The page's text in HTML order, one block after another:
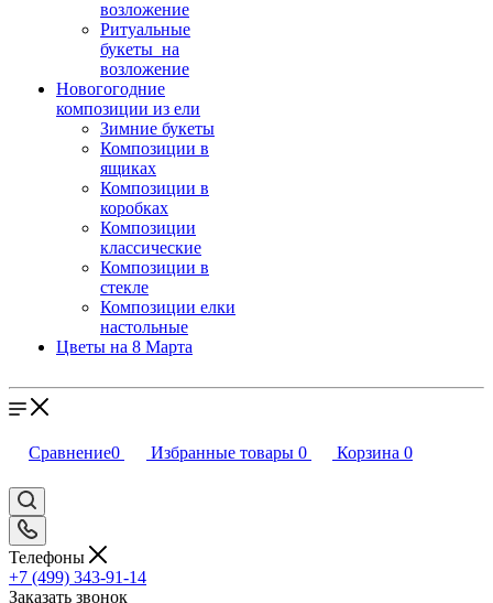
возложение
Ритуальные
букеты на
возложение
Новогогодние
композиции из ели
Зимние букеты
Композиции в
ящиках
Композиции в
коробках
Композиции
классические
Композиции в
стекле
Композиции елки
настольные
Цветы на 8 Марта
Сравнение0 Избранные товары 0 Корзина 0
Телефоны
+7 (499) 343-91-14
Заказать звонок